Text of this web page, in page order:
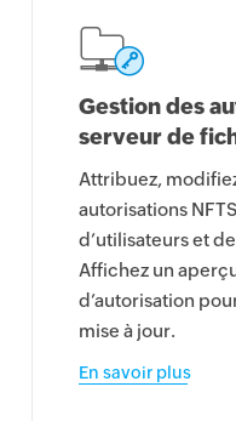
Gestion des
serveur de
Attribuez,
autorisations
d’utilisateurs et
Affichez un
d’autorisation
mise à jour.
En savoir plus